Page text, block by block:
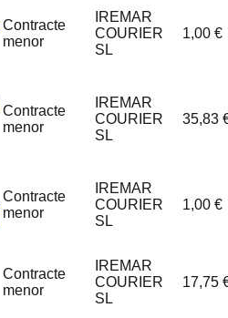
Contracte
menor
IREMAR
COURIER
SL
1,00 €
Contracte
menor
IREMAR
COURIER
SL
35,83
Contracte
menor
IREMAR
COURIER
SL
1,00 €
Contracte
menor
IREMAR
COURIER
SL
17,75